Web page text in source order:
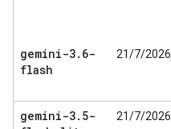
gemini-3. 6-
flash
21/7/2026
gemini-3. 5-
21/7/2026